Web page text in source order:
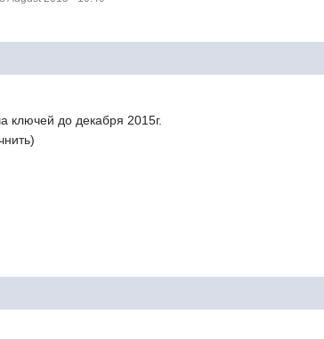
ключей до декабря 2015г.